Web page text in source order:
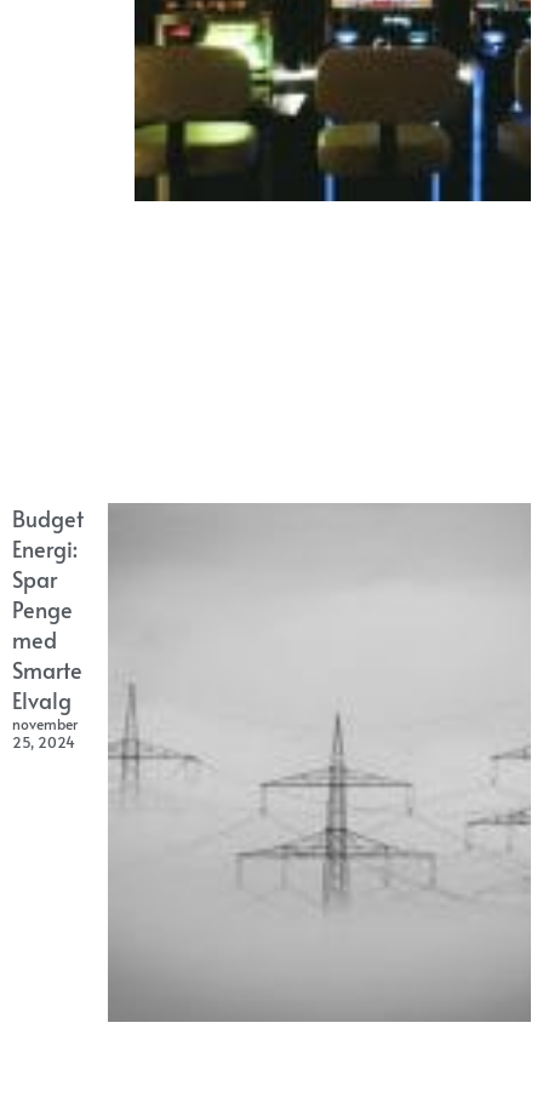
Budget
Energi:
Spar
Penge
med
Smarte
Elvalg
november
25, 2024